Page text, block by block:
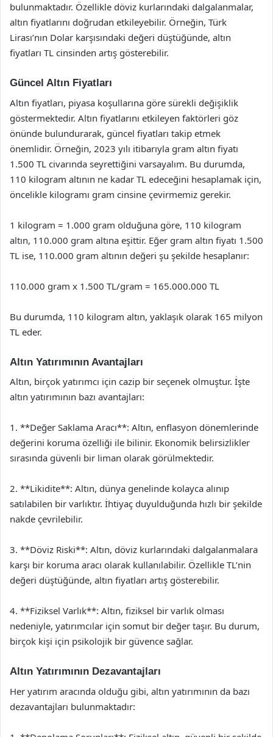
bulunmaktadır. Özellikle döviz kurlarındaki dalgalanmalar,
altın fiyatlarını doğrudan etkileyebilir. Örneğin, Türk
Lirası’nın Dolar karşısındaki değeri düştüğünde, altın
fiyatları TL cinsinden artış gösterebilir.
Güncel Altın Fiyatları
Altın fiyatları, piyasa koşullarına göre sürekli değişiklik
göstermektedir. Altın fiyatlarını etkileyen faktörleri göz
önünde bulundurarak, güncel fiyatları takip etmek
önemlidir. Örneğin, 2023 yılı itibarıyla gram altın fiyatı
1.500 TL civarında seyrettiğini varsayalım. Bu durumda,
110 kilogram altının ne kadar TL edeceğini hesaplamak için,
öncelikle kilogramı gram cinsine çevirmemiz gerekir.
1 kilogram = 1.000 gram olduğuna göre, 110 kilogram
altın, 110.000 gram altına eşittir. Eğer gram altın fiyatı 1.500
TL ise, 110.000 gram altının değeri şu şekilde hesaplanır:
110.000 gram x 1.500 TL/gram = 165.000.000 TL
Bu durumda, 110 kilogram altın, yaklaşık olarak 165 milyon
TL eder.
Altın Yatırımının Avantajları
Altın, birçok yatırımcı için cazip bir seçenek olmuştur. İşte
altın yatırımının bazı avantajları:
1. **Değer Saklama Aracı**: Altın, enflasyon dönemlerinde
değerini koruma özelliği ile bilinir. Ekonomik belirsizlikler
sırasında güvenli bir liman olarak görülmektedir.
2. **Likidite**: Altın, dünya genelinde kolayca alınıp
satılabilen bir varlıktır. İhtiyaç duyulduğunda hızlı bir şekilde
nakde çevrilebilir.
3. **Döviz Riski**: Altın, döviz kurlarındaki dalgalanmalara
karşı bir koruma aracı olarak kullanılabilir. Özellikle TL’nin
değeri düştüğünde, altın fiyatları artış gösterebilir.
4. **Fiziksel Varlık**: Altın, fiziksel bir varlık olması
nedeniyle, yatırımcılar için somut bir değer taşır. Bu durum,
birçok kişi için psikolojik bir güvence sağlar.
Altın Yatırımının Dezavantajları
Her yatırım aracında olduğu gibi, altın yatırımının da bazı
dezavantajları bulunmaktadır: